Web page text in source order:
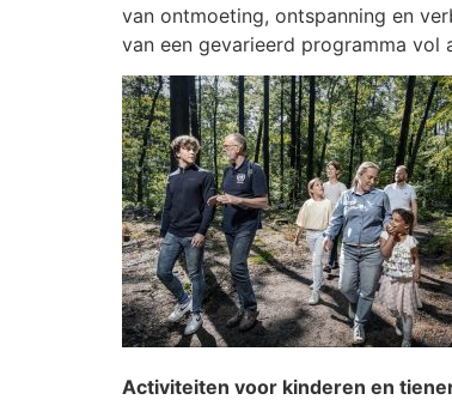
van ontmoeting, ontspanning en
van een gevarieerd programma
Activiteiten voor kinderen en